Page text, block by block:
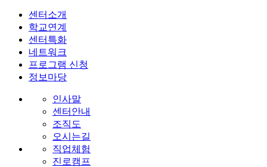
센터소개
학교연계
센터특화
네트워크
프로그램 신청
정보마당
인사말
센터안내
조직도
오시는길
직업체험
진로캠프